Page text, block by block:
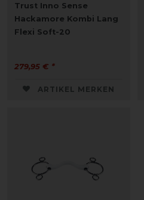
Trust Inno Sense
Hackamore Kombi Lang
Flexi Soft-20
279,95 € *
ARTIKEL MERKEN